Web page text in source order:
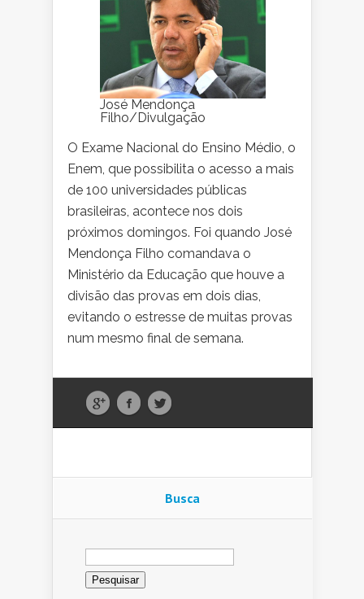
José Mendonça
Filho/Divulgação
O Exame Nacional do Ensino Médio, o
Enem, que possibilita o acesso a mais
de 100 universidades públicas
brasileiras, acontece nos dois
próximos domingos. Foi quando José
Mendonça Filho comandava o
Ministério da Educação que houve a
divisão das provas em dois dias,
evitando o estresse de muitas provas
num mesmo final de semana.
Busca
Pesquisar
por: